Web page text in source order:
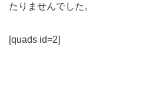
たりませんでした。
[quads id=2]